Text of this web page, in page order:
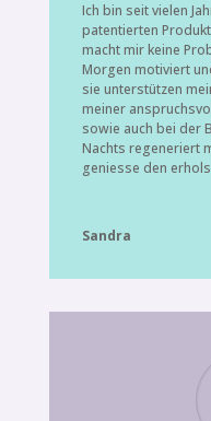
Ich bin seit vielen
patentierten
macht mir keine
Morgen motiviert
sie unterstützen
meiner
sowie auch bei der
Nachts regeneriert
geniesse den
Sandra